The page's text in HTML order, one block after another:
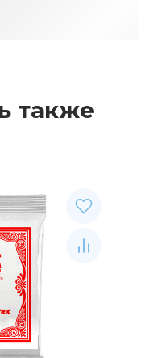
также